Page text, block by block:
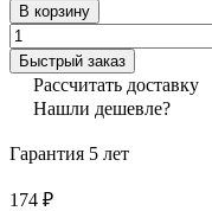
В корзину
Быстрый заказ
Рассчитать доставку
Нашли дешевле?
Гарантия 5 лет
174 ₽